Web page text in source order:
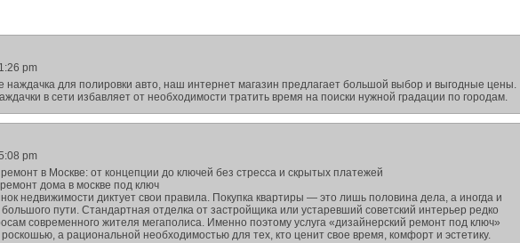
pm
наждачка для полировки авто, наш интернет магазин предлагает большой выбор и выгодные цены.
в сети избавляет от необходимости тратить время на поиски нужной градации по городам.
pm
в Москве: от концепции до ключей без стресса и скрытых платежей
дома в москве под ключ
недвижимости диктует свои правила. Покупка квартиры — это лишь половина дела, а иногда и
пути. Стандартная отделка от застройщика или устаревший советский интерьер редко
современного жителя мегаполиса. Именно поэтому услуга «дизайнерский ремонт под ключ»
а рациональной необходимостью для тех, кто ценит свое время, комфорт и эстетику.